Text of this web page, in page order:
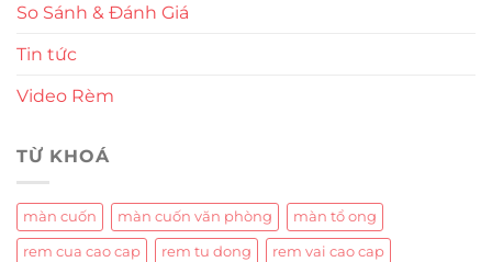
So Sánh & Đánh Giá
Tin tức
Video Rèm
TỪ KHOÁ
màn cuốn màn cuốn văn phòng màn tổ ong
rem cua cao cap rem tu dong rem vai cao cap